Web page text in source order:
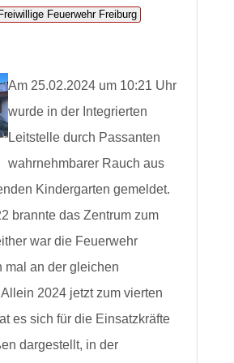
Freiwillige Feuerwehr Freiburg
Am 25.02.2024 um 10:21 Uhr
wurde in der Integrierten
Leitstelle durch Passanten
wahrnehmbarer Rauch aus
Kindergarten gemeldet.
brannte das Zentrum zum
war die Feuerwehr
mal an der gleichen
2024 jetzt zum vierten
es sich für die Einsatzkräfte
dargestellt, in der